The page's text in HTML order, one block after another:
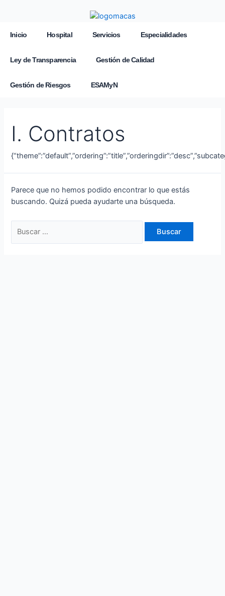
Inicio Hospital Servicios Especialidades
Ley de Transparencia Gestión de Calidad
Gestión de Riesgos ESAMyN
I. Contratos
Parece que no hemos podido encontrar lo que estás
buscando. Quizá pueda ayudarte una búsqueda.